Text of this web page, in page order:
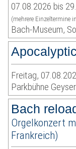
07.08.2026 bis
(mehrere Einzeltermine
Bach-Museum,
Freitag,
Parkbühne
Bach
Orgelkonzert
Frankreich)